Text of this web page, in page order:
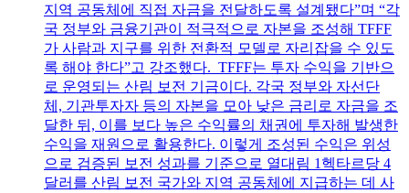
지역 공동체에 직접 자금을 전달하도록 설계됐다”며 “각
국 정부와 금융기관이 적극적으로 자본을 조성해 TFFF
가 사람과 지구를 위한 전환적 모델로 자리잡을 수 있도
록 해야 한다”고 강조했다. TFFF는 투자 수익을 기반으
로 운영되는 산림 보전 기금이다. 각국 정부와 자선단
체, 기관투자자 등의 자본을 모아 낮은 금리로 자금을 조
달한 뒤, 이를 보다 높은 수익률의 채권에 투자해 발생한
수익을 재원으로 활용한다. 이렇게 조성된 수익은 위성
으로 검증된 보전 성과를 기준으로 열대림 1헥타르당 4
달러를 산림 보전 국가와 지역 공동체에 지급하는 데 사